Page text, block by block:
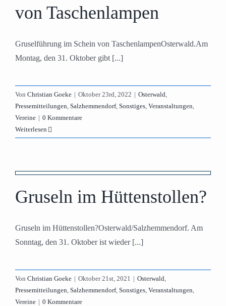
von Taschenlampen
Gruselführung im Schein von TaschenlampenOsterwald.Am
Montag, den 31. Oktober gibt [...]
Von Christian Goeke | Oktober 23rd, 2022 | Osterwald,
Pressemitteilungen, Salzhemmendorf, Sonstiges, Veranstaltungen,
Vereine | 0 Kommentare
Weiterlesen
Gruseln im Hüttenstollen?
Gruseln im Hüttenstollen?Osterwald/Salzhemmendorf. Am
Sonntag, den 31. Oktober ist wieder [...]
Von Christian Goeke | Oktober 21st, 2021 | Osterwald,
Pressemitteilungen, Salzhemmendorf, Sonstiges, Veranstaltungen,
Vereine | 0 Kommentare